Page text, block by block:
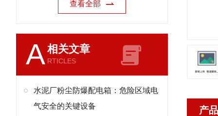
查看全部
A相关文章
RTICLES
水泥厂粉尘防爆配电箱：危险区域电
气安全的关键设备
产